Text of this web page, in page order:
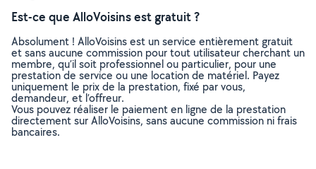
Est-ce que AlloVoisins est gratuit ?
Absolument ! AlloVoisins est un service entièrement gratuit
et sans aucune commission pour tout utilisateur cherchant un
membre, qu’il soit professionnel ou particulier, pour une
prestation de service ou une location de matériel. Payez
uniquement le prix de la prestation, fixé par vous,
demandeur, et l’offreur.
Vous pouvez réaliser le paiement en ligne de la prestation
directement sur AlloVoisins, sans aucune commission ni frais
bancaires.